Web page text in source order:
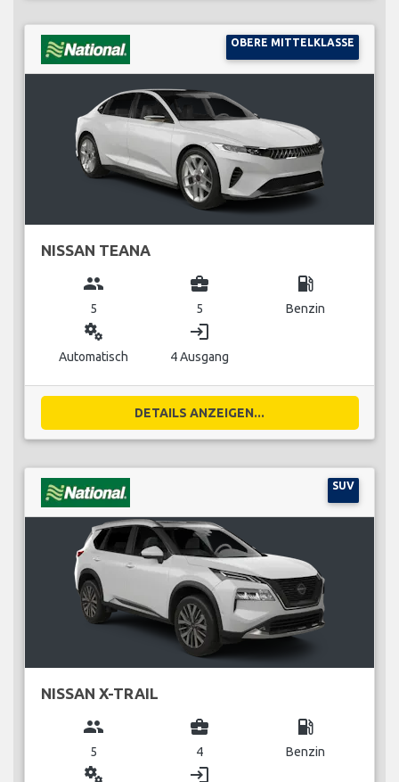
OBERE MITTELKLASSE
NISSAN TEANA
group
5
business_center
5
local_gas_station
Benzin
miscellaneous_services
Automatisch
login
4 Ausgang
DETAILS ANZEIGEN...
SUV
NISSAN X-TRAIL
group
5
business_center
4
local_gas_station
Benzin
miscellaneous_services login